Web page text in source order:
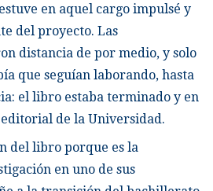
en aquel cargo impulsé y
del proyecto. Las
distancia de por medio, y solo
que seguían laborando, hasta
el libro estaba terminado y en
de la Universidad.
del libro porque es la
en uno de sus